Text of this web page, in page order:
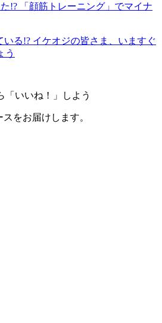
!? 「顔筋トレーニング」でマイナ
いる!? イケオジの皆さま、いますぐ
う
「いいね！」しよう
をお届けします。